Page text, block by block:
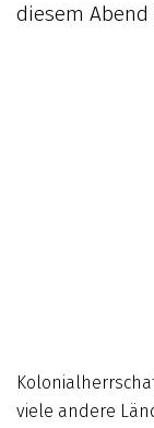
diesem
viele andere